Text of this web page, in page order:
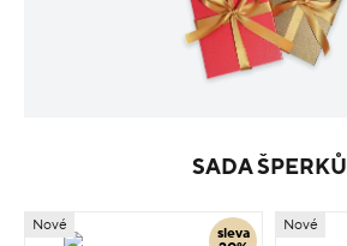
SADA ŠPERKŮ
sleva
Nové Nové